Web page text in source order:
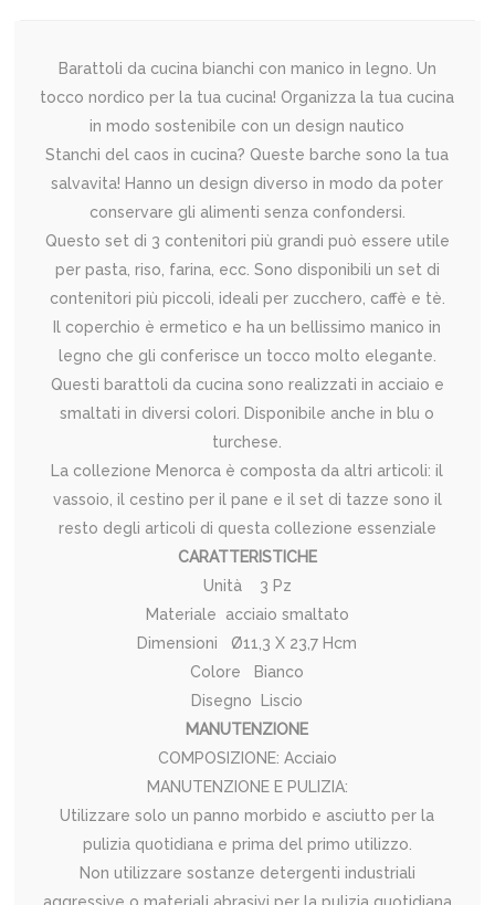
Barattoli da cucina bianchi con manico in legno. Un
tocco nordico per la tua cucina! Organizza la tua cucina
in modo sostenibile con un design nautico
Stanchi del caos in cucina? Queste barche sono la tua
salvavita! Hanno un design diverso in modo da poter
conservare gli alimenti senza confondersi.
Questo set di 3 contenitori più grandi può essere utile
per pasta, riso, farina, ecc. Sono disponibili un set di
contenitori più piccoli, ideali per zucchero, caffè e tè.
Il coperchio è ermetico e ha un bellissimo manico in
legno che gli conferisce un tocco molto elegante.
Questi barattoli da cucina sono realizzati in acciaio e
smaltati in diversi colori. Disponibile anche in blu o
turchese.
La collezione Menorca è composta da altri articoli: il
vassoio, il cestino per il pane e il set di tazze sono il
resto degli articoli di questa collezione essenziale
CARATTERISTICHE
Unità 3 Pz
Materiale acciaio smaltato
Dimensioni Ø11,3 X 23,7 Hcm
Colore Bianco
Disegno Liscio
MANUTENZIONE
COMPOSIZIONE: Acciaio
MANUTENZIONE E PULIZIA:
Utilizzare solo un panno morbido e asciutto per la
pulizia quotidiana e prima del primo utilizzo.
Non utilizzare sostanze detergenti industriali